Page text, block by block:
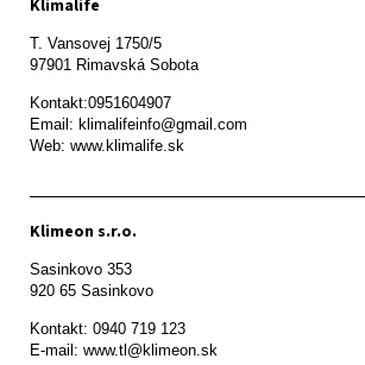
Klimalife
T. Vansovej 1750/5
97901 Rimavská Sobota
Kontakt:0951604907
Email: klimalifeinfo@gmail.com
Web: www.klimalife.sk
Klimeon s.r.o.
Sasinkovo 353
920 65 Sasinkovo
Kontakt: 0940 719 123
E-mail: www.tl@klimeon.sk